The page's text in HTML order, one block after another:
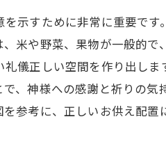
示すために非常に重要で
米や野菜、果物が一般的
儀正しい空間を作り出し
、神様への感謝と祈りの
参考に、正しいお供え配